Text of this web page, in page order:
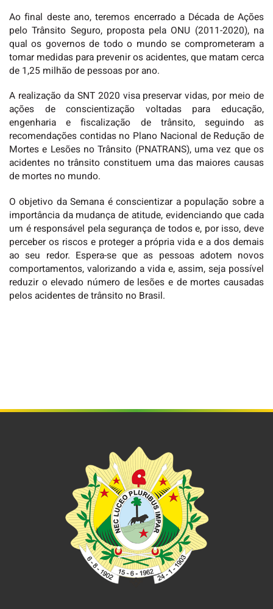
Ao final deste ano, teremos encerrado a Década de Ações
pelo Trânsito Seguro, proposta pela ONU (2011-2020), na
qual os governos de todo o mundo se comprometeram a
tomar medidas para prevenir os acidentes, que matam cerca
de 1,25 milhão de pessoas por ano.
A realização da SNT 2020 visa preservar vidas, por meio de
ações de conscientização voltadas para educação,
engenharia e fiscalização de trânsito, seguindo as
recomendações contidas no Plano Nacional de Redução de
Mortes e Lesões no Trânsito (PNATRANS), uma vez que os
acidentes no trânsito constituem uma das maiores causas
de mortes no mundo.
O objetivo da Semana é conscientizar a população sobre a
importância da mudança de atitude, evidenciando que cada
um é responsável pela segurança de todos e, por isso, deve
perceber os riscos e proteger a própria vida e a dos demais
ao seu redor. Espera-se que as pessoas adotem novos
comportamentos, valorizando a vida e, assim, seja possível
reduzir o elevado número de lesões e de mortes causadas
pelos acidentes de trânsito no Brasil.